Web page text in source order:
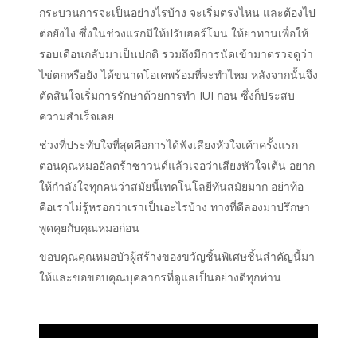
กระบวนการจะเป็นอย่างไรบ้าง จะเริ่มตรงไหน และต้องไป
ต่อยังไง ซึ่งในช่วงแรกมีให้ปรับฮอร์โมน ให้ยาทานเพื่อให้
รอบเดือนกลับมาเป็นปกติ รวมถึงมีการนัดเข้ามาตรวจดูว่า
ไข่ตกหรือยัง ได้ขนาดโอเคพร้อมที่จะทำไหม หลังจากนั้นจึง
ตัดสินใจเริ่มการรักษาด้วยการทำ IUI ก่อน ซึ่งก็ประสบ
ความสำเร็จเลย
ช่วงที่ประทับใจที่สุดคือการได้ฟังเสียงหัวใจเค้าครั้งแรก
ตอนคุณหมออัลตร้าซาวนด์แล้วเจอว่าเสียงหัวใจเต้น อยาก
ให้กำลังใจทุกคนว่าสมัยนี้เทคโนโลยีทันสมัยมาก อย่าท้อ
คือเราไม่รู้หรอกว่าเราเป็นอะไรบ้าง ทางที่ดีลองมาปรึกษา
พูดคุยกับคุณหมอก่อน
ขอบคุณคุณหมอบัวผู้สร้างของขวัญชิ้นพิเศษชิ้นสำคัญนี้มา
ให้และขอขอบคุณบุคลากรที่ดูแลเป็นอย่างดีทุกท่าน